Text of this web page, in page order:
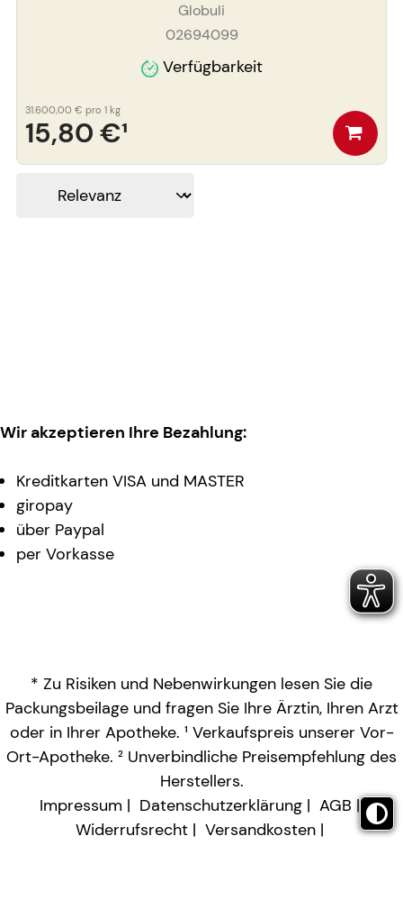
Globuli
02694099
Verfügbarkeit
15,80 €¹
31.600,00 € pro 1 kg
Wir akzeptieren Ihre Bezahlung:
Kreditkarten VISA und MASTER
giropay
über Paypal
per Vorkasse
* Zu Risiken und Nebenwirkungen lesen Sie die
Packungsbeilage und fragen Sie Ihre Ärztin, Ihren Arzt
oder in Ihrer Apotheke. ¹ Verkaufspreis unserer Vor-
Ort-Apotheke. ² Unverbindliche Preisempfehlung des
Herstellers.
Impressum
Datenschutzerklärung
AGB
Widerrufsrecht
Versandkosten